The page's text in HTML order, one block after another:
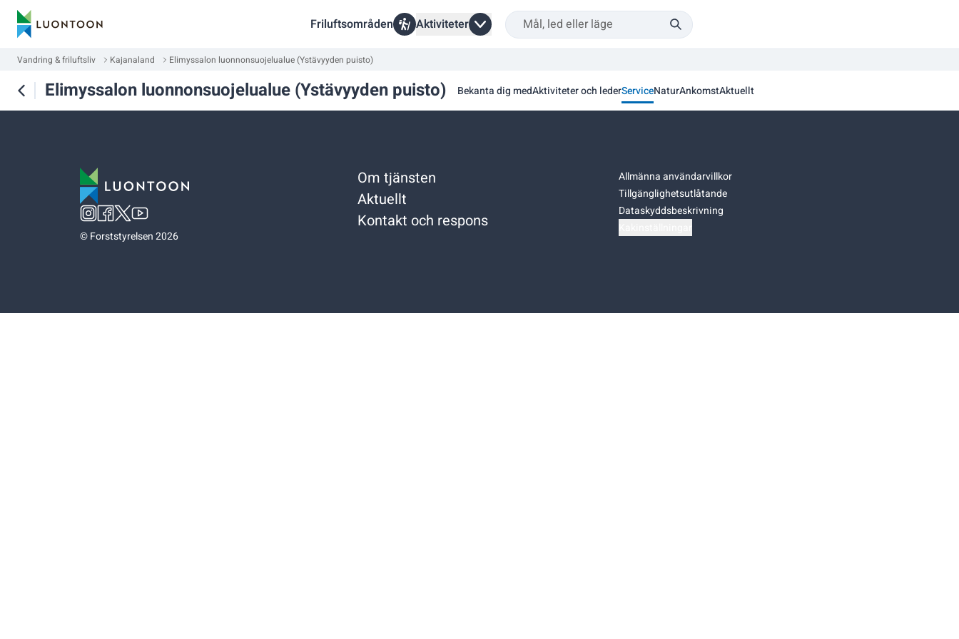
Friluftsområden Aktiviteter
Vandring & friluftsliv Kajanaland Elimyssalon luonnonsuojelualue (Ystävyyden puisto)
Elimyssalon luonnonsuojelualue (Ystävyyden puisto) Bekanta dig medAktiviteter och lederServiceNaturAnkomstAktuellt
©Forststyrelsen 2026
Om tjänsten
Aktuellt
Kontakt och respons
Allmänna användarvillkor
Tillgänglighetsutlåtande
Dataskyddsbeskrivning